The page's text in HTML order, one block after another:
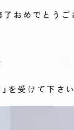
おめでとうご
を受けて下さ